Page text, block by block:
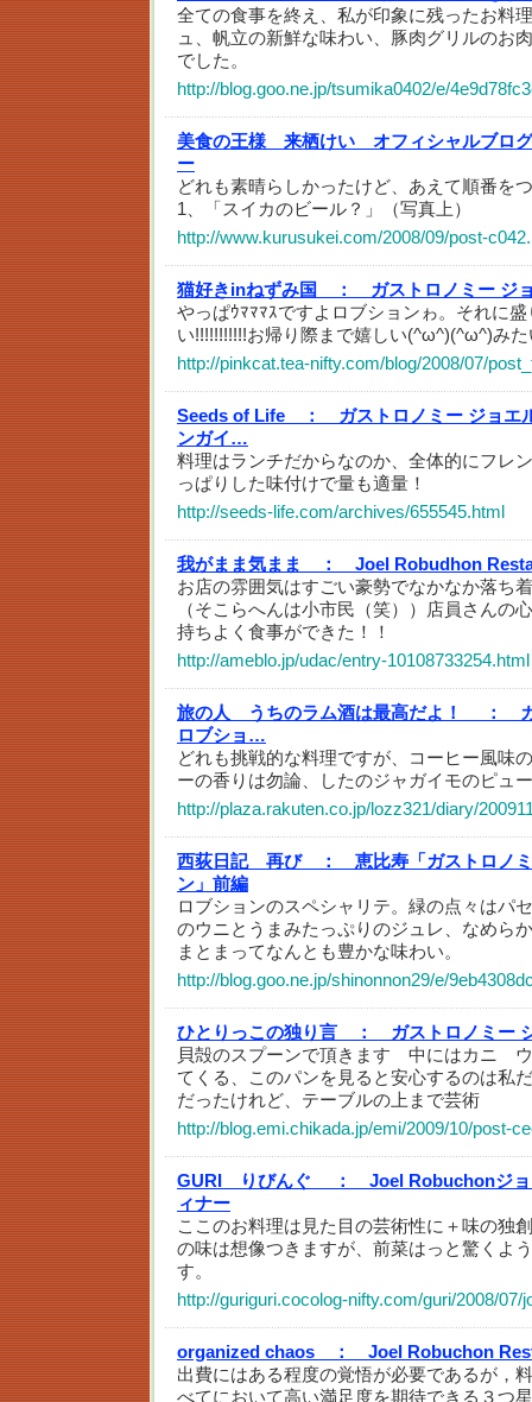
全ての食事を終え、私が印象に残ったお料
ュ、帆立の新鮮な味わい、豚肉グリルのお
でした。
http://blog.goo.ne.jp/tsumika0402/e/
美食の王様 来栖けい オフィシャルブロ
ー
どれも素晴らしかったけど、あえて順番を
1、「スイカのビール？」（写真上）
http://www.kurusukei.com/2008/09/post-
猫好きinねずみ国 ：
ガストロノミー ジ
やっぱｳﾏﾏﾏｽですよロブションゎ。それに
い!!!!!!!!!!!お帰り際まで嬉しい(^ω^)(^ω^)み
http://pinkcat.tea-nifty.com/blog/2008/07/
Seeds of Life ：
ガストロノミー ジョ
ンガイ…
料理はランチだからなのか、全体的にフレ
っぱりした味付けで量も適量！
http://seeds-life.com/archives/655545.html
我がまま気まま ：
Joel Robudhon
お店の雰囲気はすごい豪勢でなかなか落ち
（そこらへんは小市民（笑））店員さんの
持ちよく食事ができた！！
http://ameblo.jp/udac/entry-10108733254.html
旅の人 うちのラム酒は最高だよ！ ：
ロブショ…
どれも挑戦的な料理ですが、コーヒー風味
ーの香りは勿論、したのジャガイモのピュ
http://plaza.rakuten.co.jp/lozz321/diary/
西荻日記 再び ：
恵比寿「ガストロノ
ン」前編
ロブションのスペシャリテ。緑の点々はパ
のウニとうまみたっぷりのジュレ、なめら
まとまってなんとも豊かな味わい。
http://blog.goo.ne.jp/shinonnon29/e/
ひとりっこの独り言 ：
ガストロノミー
貝殻のスプーンで頂きます 中にはカニ
てくる、このパンを見ると安心するのは私
だったけれど、テーブルの上まで芸術
http://blog.emi.chikada.jp/emi/2009/10/post-
GURI りびんぐ ：
Joel Robuchonジ
ィナー
ここのお料理は見た目の芸術性に＋味の独
の味は想像つきますが、前菜はっと驚くよ
す。
http://guriguri.cocolog-nifty.com/guri/2008/07/
organized chaos ：
Joel Robuchon
出費にはある程度の覚悟が必要であるが，
べてにおいて高い満足度を期待できる３つ